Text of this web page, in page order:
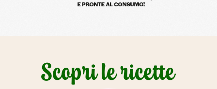
Scopri le ricette